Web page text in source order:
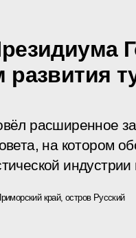
развития
расширенное
на котором
край, остров Русский